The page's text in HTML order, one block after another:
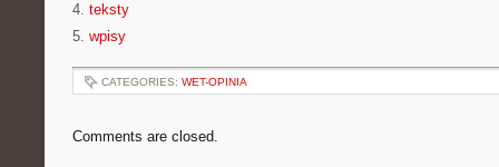
4. teksty
5. wpisy
CATEGORIES: WET-OPINIA
Comments are closed.